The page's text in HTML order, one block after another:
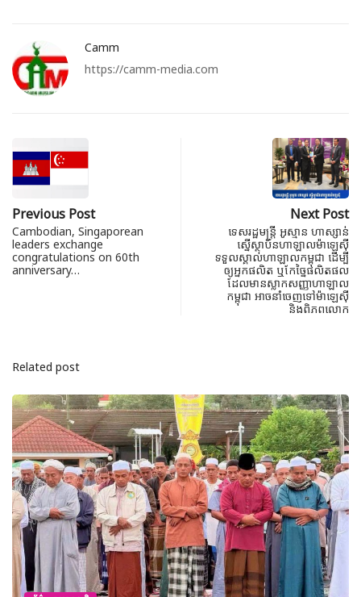
Camm
https://camm-media.com
Previous Post
Cambodian, Singaporean
leaders exchange
congratulations on 60th
anniversary…
Next Post
ទេសរដ្ឋមន្ត្រី អូស្មាន ហាស្សាន់
ស្នើស្ថាប័នហាឡាលម៉ាឡេស៊ី
ទទួលស្គាល់ហាឡាលកម្ពុជា ដើម្បី
ឲ្យអ្នកផលិត ឬកែច្នៃផលិតផល
ដែលមានស្លាកសញ្ញាហាឡាល
កម្ពុជា អាចនាំចេញទៅម៉ាឡេស៊ី
និងពិភពលោក
Related post